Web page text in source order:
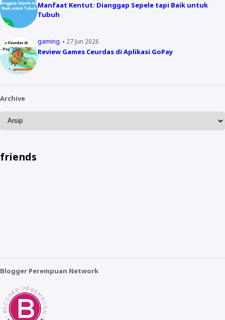
Manfaat Kentut: Dianggap Sepele tapi Baik untuk
Tubuh
gaming 27 Jun 2026
Review Games Ceurdas di Aplikasi GoPay
Archive
friends
Blogger Perempuan Network